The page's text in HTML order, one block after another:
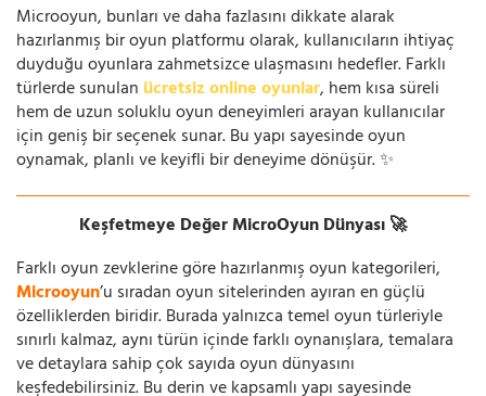
Microoyun, bunları ve daha fazlasını dikkate alarak
hazırlanmış bir oyun platformu olarak, kullanıcıların ihtiyaç
duyduğu oyunlara zahmetsizce ulaşmasını hedefler. Farklı
türlerde sunulan ücretsiz online oyunlar, hem kısa süreli
hem de uzun soluklu oyun deneyimleri arayan kullanıcılar
için geniş bir seçenek sunar. Bu yapı sayesinde oyun
oynamak, planlı ve keyifli bir deneyime dönüşür. ✨
Keşfetmeye Değer MicroOyun Dünyası 🚀
Farklı oyun zevklerine göre hazırlanmış oyun kategorileri,
Microoyun’u sıradan oyun sitelerinden ayıran en güçlü
özelliklerden biridir. Burada yalnızca temel oyun türleriyle
sınırlı kalmaz, aynı türün içinde farklı oynanışlara, temalara
ve detaylara sahip çok sayıda oyun dünyasını
keşfedebilirsiniz. Bu derin ve kapsamlı yapı sayesinde